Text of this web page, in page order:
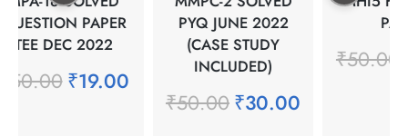
PAPER
TEE DEC 2022
50.00₹19.00
PYQ JUNE 2022
(CASE STUDY
INCLUDED)
₹50.00₹30.00
₹50.00